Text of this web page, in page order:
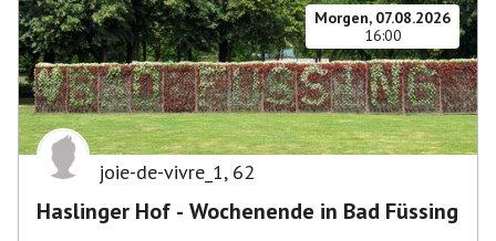
Morgen, 07.08.2026
16:00
joie-de-vivre_1, 62
Haslinger Hof - Wochenende in Bad Füssing